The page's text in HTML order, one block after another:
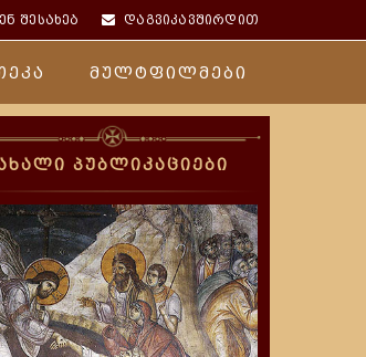
შესახებ დაგვიკავშირდით
მულტფილმები
პუბლიკაციები